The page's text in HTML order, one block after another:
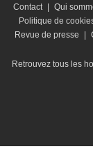
Contact Qui
Politique de
Revue de presse
Retrouvez tous les